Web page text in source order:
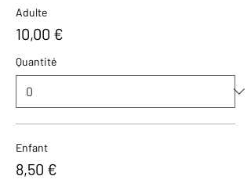
Adulte
10,00 €
Quantité
Enfant
8,50 €